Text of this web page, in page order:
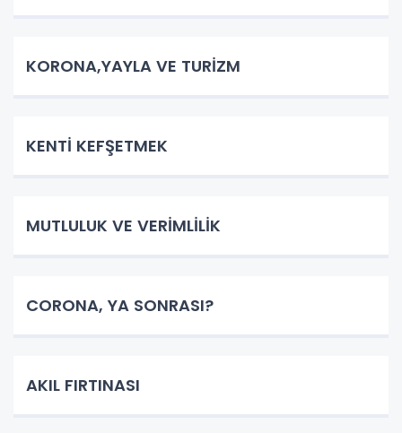
KORONA,YAYLA VE TURİZM
KENTİ KEFŞETMEK
MUTLULUK VE VERİMLİLİK
CORONA, YA SONRASI?
AKIL FIRTINASI